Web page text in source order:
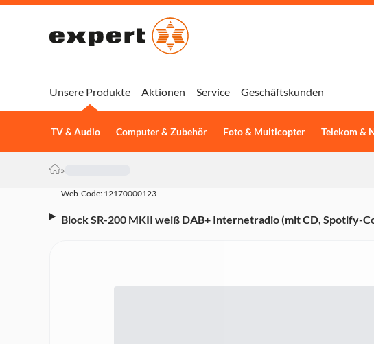
Unsere Produkte
TV & Audio Computer & Zubehör Foto & Multicopter Telekom &
Aktionen Service Geschäftskunden
»
Web-Code: 12170000123
Block SR-200 MKII weiß DAB+ Internetradio (mit CD, Spotify-